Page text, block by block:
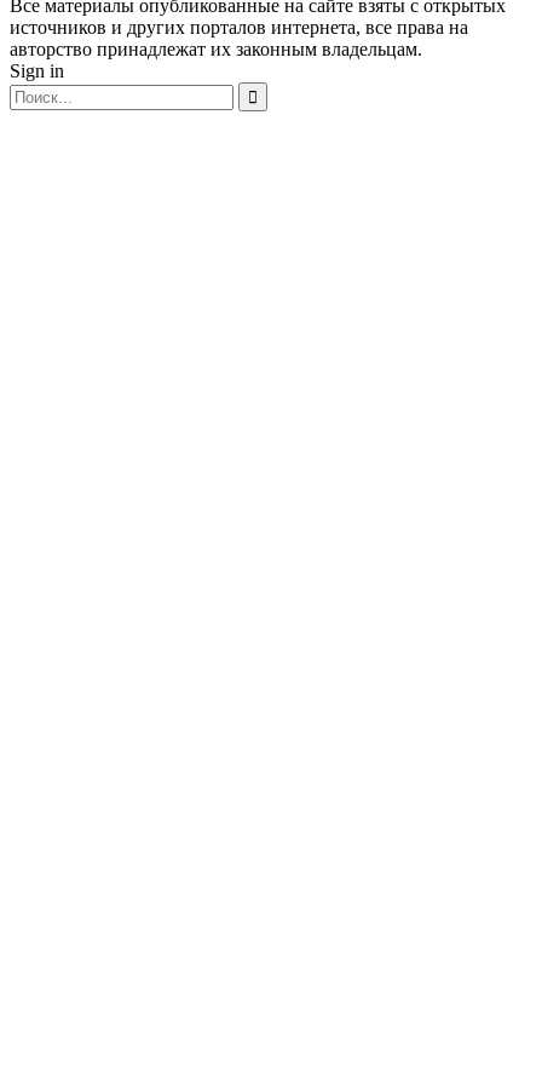
Все материалы опубликованные на сайте взяты с открытых
источников и других порталов интернета, все права на
авторство принадлежат их законным владельцам.
Sign in